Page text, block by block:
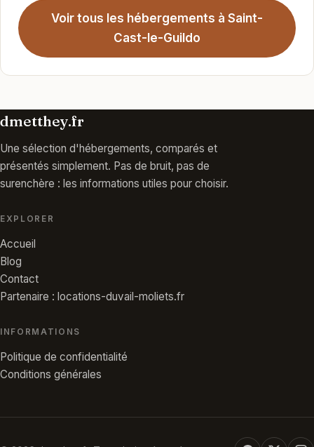
Voir tous les hébergements à Saint-
Cast-le-Guildo
dmetthey.fr
Une sélection d'hébergements, comparés et
présentés simplement. Pas de bruit, pas de
surenchère : les informations utiles pour choisir.
EXPLORER
Accueil
Blog
Contact
Partenaire : locations-duvail-moliets.fr
INFORMATIONS
Politique de confidentialité
Conditions générales